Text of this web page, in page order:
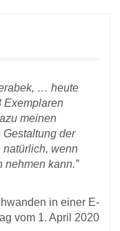
… heute
Exemplaren
meinen
der
natürlich, wenn
nehmen kann.
in einer E-
vom 1. April 2020